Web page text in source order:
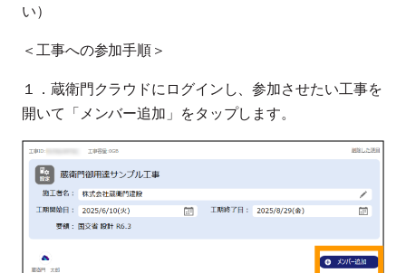
い）
＜工事への参加手順＞
１．蔵衛門クラウドにログインし、参加させたい工事を
開いて「メンバー追加」をタップします。